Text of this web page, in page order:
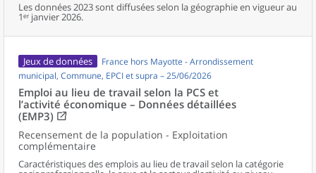
Les données 2023 sont diffusées selon la géographie en vigueur au
1ᵉʳ janvier 2026.
Jeux de données
France hors Mayotte - Arrondissement
municipal, Commune, EPCI et supra – 25/06/2026
Emploi au lieu de travail selon la PCS et
l’activité économique – Données détaillées
(EMP3)
Recensement de la population - Exploitation
complémentaire
Caractéristiques des emplois au lieu de travail selon la catégorie